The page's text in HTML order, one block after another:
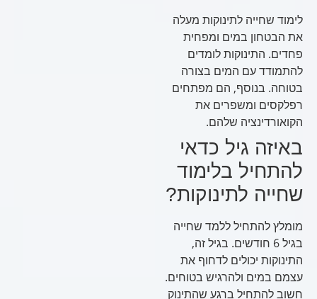
לימוד שחייה לתינוקות מעלה
את הבטחון במים ומפחית
פחדים. התינוקות לומדים
להתמודד עם המים בצורה
בטוחה. בנוסף, הם מפתחים
רפלקסים ומשפרים את
הקואורדינציה שלהם.
באיזה גיל כדאי
להתחיל בלימוד
שחייה לתינוקות?
מומלץ להתחיל ללמד שחייה
בגיל 6 חודשים. בגיל זה,
התינוקות יכולים לדחוף את
עצמם במים ולהרגיש בטוחים.
חשוב להתחיל ברגע שהתינוק